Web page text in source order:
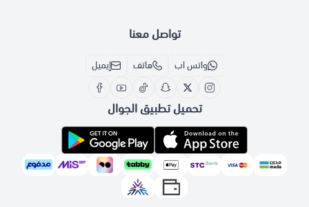
تواصل معنا
واتس اب هاتف إيميل
تحميل تطبيق الجوال